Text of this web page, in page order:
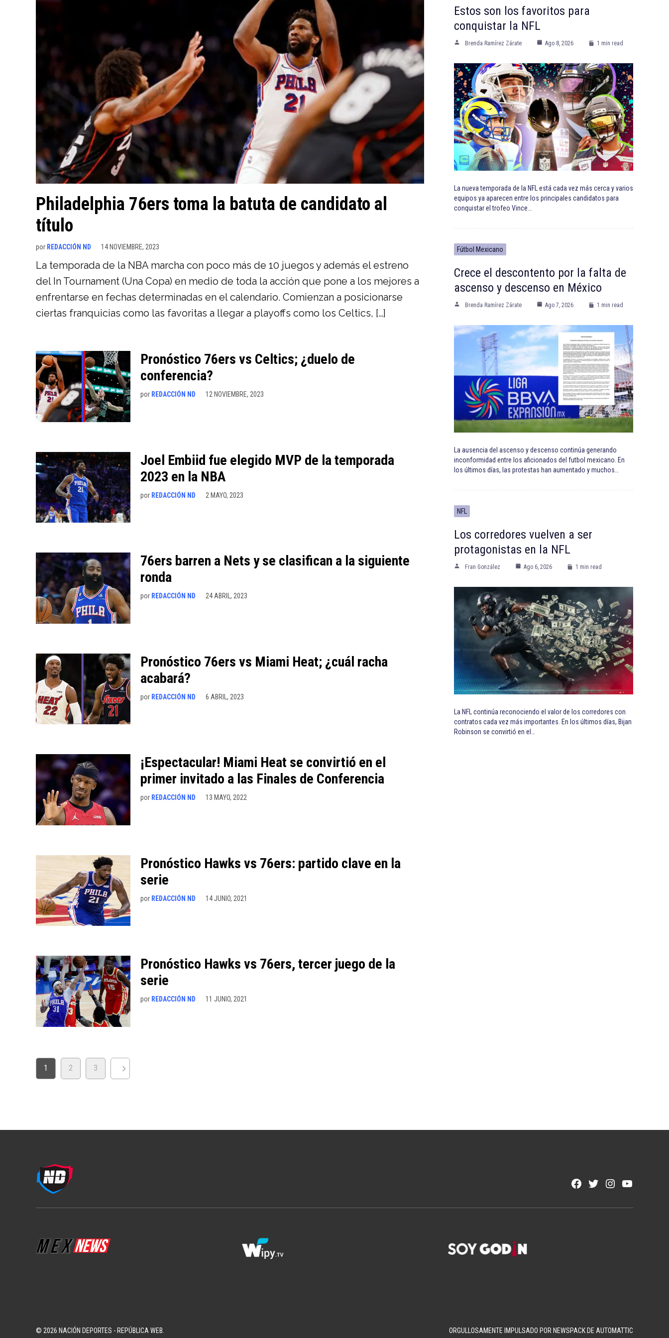
Philadelphia 76ers toma la batuta de candidato al
título
por REDACCIÓN ND 14 NOVIEMBRE, 2023
La temporada de la NBA marcha con poco más de 10 juegos y además el estreno
del In Tournament (Una Copa) en medio de toda la acción que pone a los mejores a
enfrentarse en fechas determinadas en el calendario. Comienzan a posicionarse
ciertas franquicias como las favoritas a llegar a playoffs como los Celtics, […]
Pronóstico 76ers vs Celtics; ¿duelo de
conferencia?
por REDACCIÓN ND 12 NOVIEMBRE, 2023
Joel Embiid fue elegido MVP de la temporada
2023 en la NBA
por REDACCIÓN ND 2 MAYO, 2023
76ers barren a Nets y se clasifican a la siguiente
ronda
por REDACCIÓN ND 24 ABRIL, 2023
Pronóstico 76ers vs Miami Heat; ¿cuál racha
acabará?
por REDACCIÓN ND 6 ABRIL, 2023
¡Espectacular! Miami Heat se convirtió en el
primer invitado a las Finales de Conferencia
por REDACCIÓN ND 13 MAYO, 2022
Pronóstico Hawks vs 76ers: partido clave en la
serie
por REDACCIÓN ND 14 JUNIO, 2021
Pronóstico Hawks vs 76ers, tercer juego de la
serie
por REDACCIÓN ND 11 JUNIO, 2021
PAGINACIÓN
DE
1 2 3
Estos son los favoritos para
conquistar la NFL
Brenda Ramírez Zárate Ago 8, 2026 1 min read
La nueva temporada de la NFL está cada vez más cerca y varios
equipos ya aparecen entre los principales candidatos para
conquistar el trofeo Vince…
Fútbol Mexicano
Crece el descontento por la falta de
ascenso y descenso en México
Brenda Ramírez Zárate Ago 7, 2026 1 min read
La ausencia del ascenso y descenso continúa generando
inconformidad entre los aficionados del futbol mexicano. En
los últimos días, las protestas han aumentado y muchos…
NFL
Los corredores vuelven a ser
protagonistas en la NFL
Fran González Ago 6, 2026 1 min read
La NFL continúa reconociendo el valor de los corredores con
contratos cada vez más importantes. En los últimos días, Bijan
Robinson se convirtió en el…
Facebook
TwitterInstagram
YouTube
© 2026 NACIÓN DEPORTES - REPÚBLICA WEB. ORGULLOSAMENTE IMPULSADO POR NEWSPACK DE AUTOMATTIC